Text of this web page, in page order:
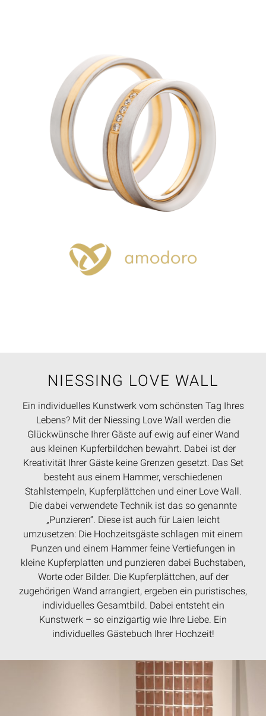
NIESSING LOVE WALL
Ein individuelles Kunstwerk vom schönsten Tag Ihres
Lebens? Mit der Niessing Love Wall werden die
Glückwünsche Ihrer Gäste auf ewig auf einer Wand
aus kleinen Kupferbildchen bewahrt. Dabei ist der
Kreativität Ihrer Gäste keine Grenzen gesetzt. Das Set
besteht aus einem Hammer, verschiedenen
Stahlstempeln, Kupferplättchen und einer Love Wall.
Die dabei verwendete Technik ist das so genannte
„Punzieren“. Diese ist auch für Laien leicht
umzusetzen: Die Hochzeitsgäste schlagen mit einem
Punzen und einem Hammer feine Vertiefungen in
kleine Kupferplatten und punzieren dabei Buchstaben,
Worte oder Bilder. Die Kupferplättchen, auf der
zugehörigen Wand arrangiert, ergeben ein puristisches,
individuelles Gesamtbild. Dabei entsteht ein
Kunstwerk – so einzigartig wie Ihre Liebe. Ein
individuelles Gästebuch Ihrer Hochzeit!